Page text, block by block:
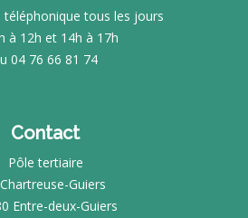
téléphonique tous les jours
à 12h et 14h à 17h
04 76 66 81 74
Contact
Pôle tertiaire
Guiers
Entre-deux-Guiers